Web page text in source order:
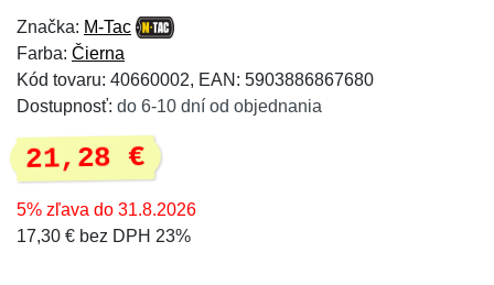
Značka: M-Tac
Farba: Čierna
Kód tovaru: 40660002, EAN: 5903886867680
Dostupnosť: do 6-10 dní od objednania
21,28 €
5% zľava do 31.8.2026
17,30 € bez DPH 23%